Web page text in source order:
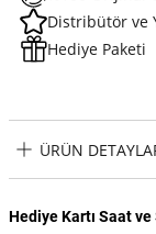
Distribütör ve
Hediye Paketi
ÜRÜN
Hediye Kartı Saat ve